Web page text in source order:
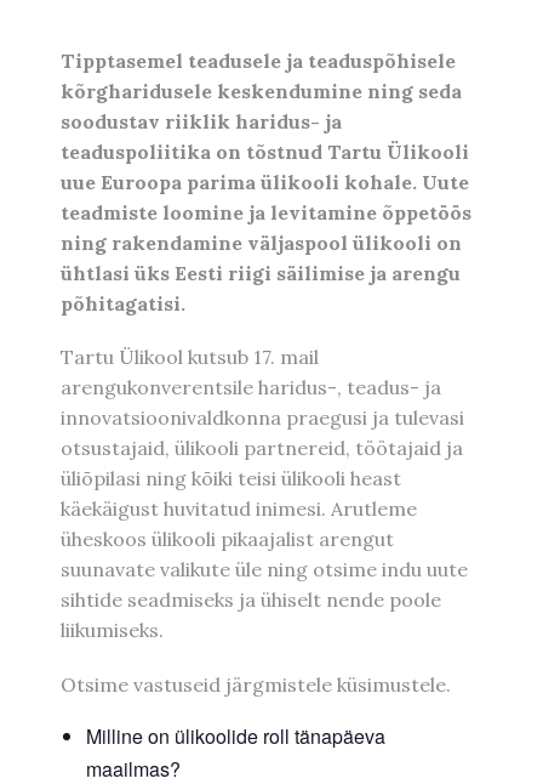
Tipptasemel teadusele ja teaduspõhisele
kõrgharidusele keskendumine ning seda
soodustav riiklik haridus- ja
teaduspoliitika on tõstnud Tartu Ülikooli
uue Euroopa parima ülikooli kohale. Uute
teadmiste loomine ja levitamine õppetöös
ning rakendamine väljaspool ülikooli on
ühtlasi üks Eesti riigi säilimise ja arengu
põhitagatisi.
Tartu Ülikool kutsub 17. mail
arengukonverentsile haridus-, teadus- ja
innovatsioonivaldkonna praegusi ja tulevasi
otsustajaid, ülikooli partnereid, töötajaid ja
üliõpilasi ning kõiki teisi ülikooli heast
käekäigust huvitatud inimesi. Arutleme
üheskoos ülikooli pikaajalist arengut
suunavate valikute üle ning otsime indu uute
sihtide seadmiseks ja ühiselt nende poole
liikumiseks.
Otsime vastuseid järgmistele küsimustele.
Milline on ülikoolide roll tänapäeva
maailmas?